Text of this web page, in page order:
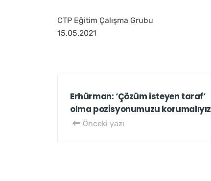
CTP Eğitim Çalışma Grubu
15.05.2021
Erhürman: ‘Çözüm isteyen taraf’
olma pozisyonumuzu korumalıyız
Önceki yazı